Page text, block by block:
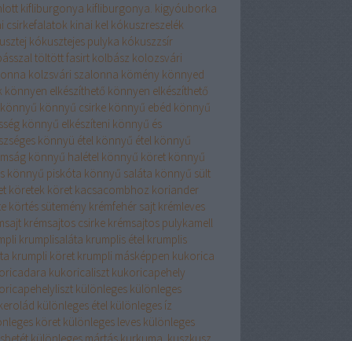
kifliburgonya kifliburgonya. kigyóuborka
csirkefalatok kinai kel kókuszreszelék
kókusztejes pulyka kókuszzsír
töltött fasirt kolbász kolozsvári
kolzsvári szalonna kömény könnyed
könnyen elkészíthető könnyen elkészíthető
könnyű könnyű csirke könnyű ebéd könnyű
könnyű elkészíteni könnyű és
könnyü étel könnyű étel könnyű
könnyű halétel könnyű köret könnyű
könnyű piskóta könnyű saláta könnyű sült
köretek köret kacsacombhoz koriander
körtés sütemény krémfehér sajt krémleves
krémsajtos csirke krémsajtos pulykamell
krumplisaláta krumplis étel krumplis
krumpli köret krumpli másképpen kukorica
kukoricaliszt kukoricapehely
különleges különleges
különleges étel különleges íz
köret különleges leves különleges